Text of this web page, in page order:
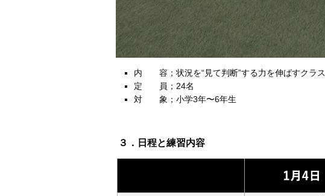
内 容；状況を“見て判断”する力を伸ばすクラス
定 員；24名
対 象；小学3年〜6年生
３．日程と練習内容